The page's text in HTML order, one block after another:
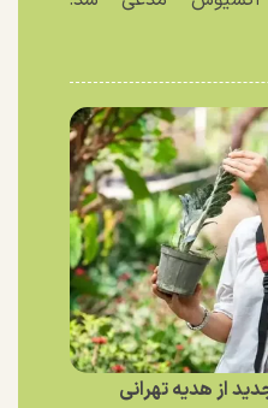
از هدیه تهرانی